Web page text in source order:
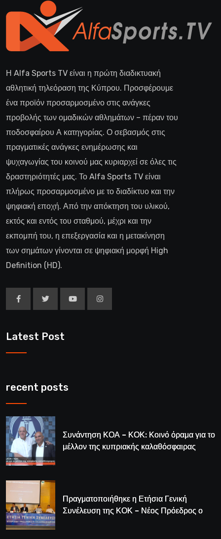
Η Alfa Sports TV είναι η πρώτη διαδικτυακή
αθλητική τηλεόραση της Κύπρου. Προσφέρουμε
ένα προϊόν προσαρμοσμένο στις ανάγκες
προβολής των ομαδικών αθλημάτων – πέραν του
ποδοσφαίρου Α κατηγορίας. Ο σεβασμός στις
πραγματικές ανάγκες ενημέρωσης και
ψυχαγωγίας του κοινού μας κυριαρχεί σε όλες τις
δραστηριότητές μας. Το Alfa Sports TV είναι
πλήρως προσαρμοσμένο με το διαδίκτυο και την
ψηφιακή εποχή. Από την απόκτηση του υλικού,
εκτός και εντός του σταθμού, μέχρι και την
εκπομπή του, η επεξεργασία και η μετακίνηση
των σημάτων γίνονται σε ψηφιακή μορφή High
Definition (HD).
Latest Post
recent posts
Συνάντηση ΚΟΑ – ΚΟΚ: Κοινό όραμα για το
μέλλον της κυπριακής καλαθόσφαιρας
Πραγματοποιήθηκε η Ετήσια Γενική
Συνέλευση της ΚΟΚ – Νέος Πρόεδρος ο